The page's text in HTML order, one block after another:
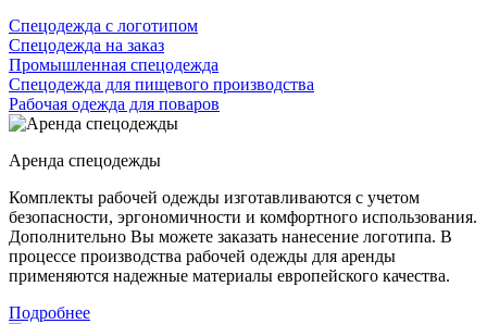
Спецодежда с логотипом
Спецодежда на заказ
Промышленная спецодежда
Спецодежда для пищевого производства
Рабочая одежда для поваров
Аренда спецодежды
Комплекты рабочей одежды изготавливаются с учетом
безопасности, эргономичности и комфортного использования.
Дополнительно Вы можете заказать нанесение логотипа. В
процессе производства рабочей одежды для аренды
применяются надежные материалы европейского качества.
Подробнее